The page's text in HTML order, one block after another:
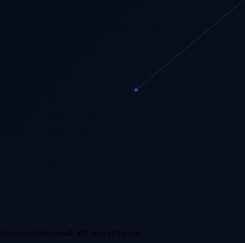
Аккредитованный ИТ-интегратор